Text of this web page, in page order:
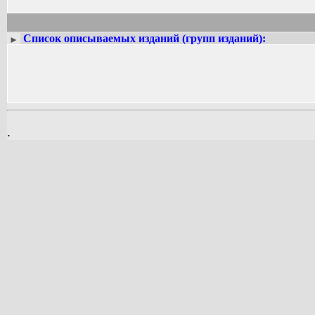
► Список описываемых изданий (групп изданий):
.